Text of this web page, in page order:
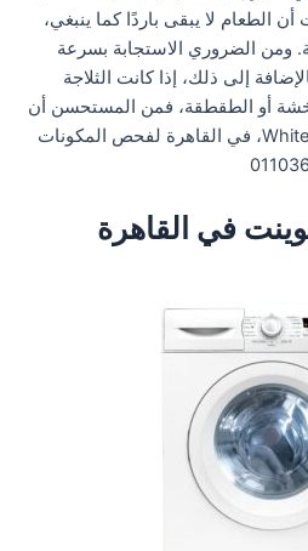
الطعام لا يبقى باردًا كما ينبغي،
ومن الضروري الاستجابة بسرعة
إلى ذلك، إذا كانت الثلاجة
أو الطقطقة، فمن المستحسن أن
تتوجه إلى مركز صيانة Whitepoint، في القاهرة لفحص المكونات
في القاهرة